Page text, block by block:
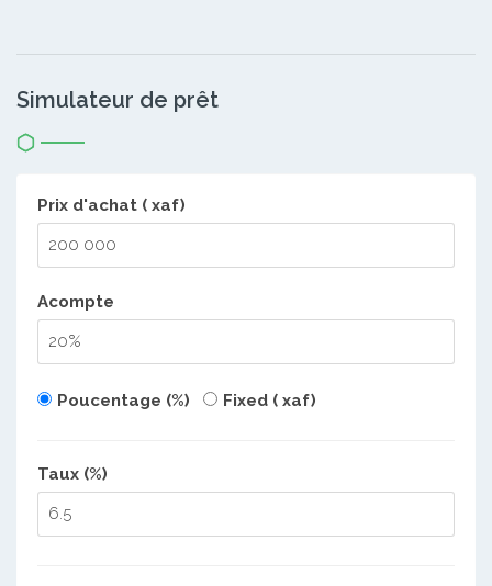
Simulateur de prêt
Prix d'achat ( xaf)
Acompte
Poucentage (%) Fixed ( xaf)
Taux (%)